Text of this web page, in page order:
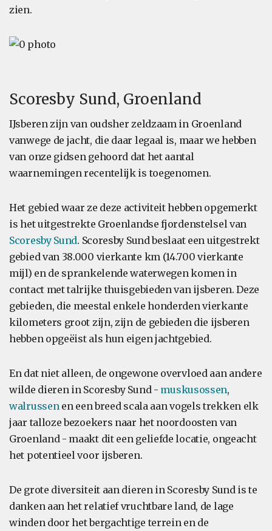
zien.
Scoresby Sund, Groenland
IJsberen zijn van oudsher zeldzaam in Groenland
vanwege de jacht, die daar legaal is, maar we hebben
van onze gidsen gehoord dat het aantal
waarnemingen recentelijk is toegenomen.
Het gebied waar ze deze activiteit hebben opgemerkt
is het uitgestrekte Groenlandse fjordenstelsel van
Scoresby Sund. Scoresby Sund beslaat een uitgestrekt
gebied van 38.000 vierkante km (14.700 vierkante
mijl) en de sprankelende waterwegen komen in
contact met talrijke thuisgebieden van ijsberen. Deze
gebieden, die meestal enkele honderden vierkante
kilometers groot zijn, zijn de gebieden die ijsberen
hebben opgeëist als hun eigen jachtgebied.
En dat niet alleen, de ongewone overvloed aan andere
wilde dieren in Scoresby Sund - muskusossen,
walrussenen een breed scala aan vogels trekken elk
jaar talloze bezoekers naar het noordoosten van
Groenland - maakt dit een geliefde locatie, ongeacht
het potentieel voor ijsberen.
De grote diversiteit aan dieren in Scoresby Sund is te
danken aan het relatief vruchtbare land, de lage
winden door het bergachtige terrein en de